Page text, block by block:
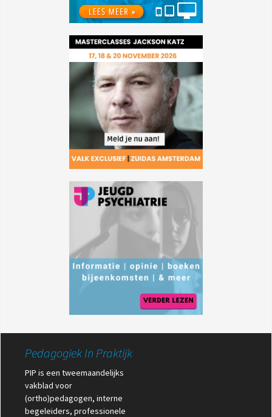
Pedagogiek In Praktijk
PIP is een tweemaandelijks
vakblad voor
(ortho)pedagogen, interne
begeleiders, professionele